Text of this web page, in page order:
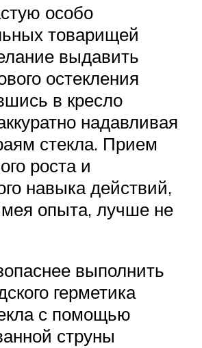
особо
товарищей
выдавить
остекления
в кресло
надавливая
стекла. Прием
роста и
навыка действий,
опыта, лучше не
выполнить
герметика
с помощью
струны